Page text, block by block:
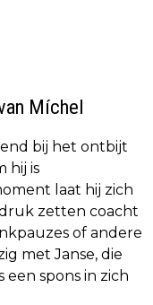
Míchel
bij het ontbijt
hij is
laat hij zich
zetten coacht
of andere
met Janse, die
een spons in zich